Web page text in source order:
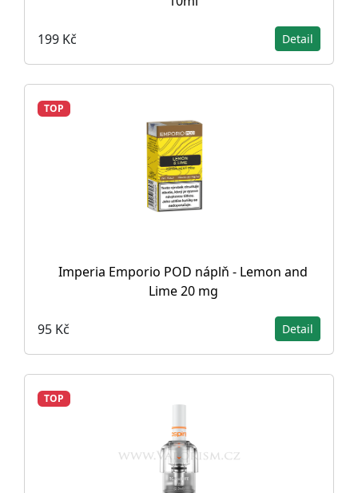
199 Kč Detail
TOP
Imperia Emporio POD náplň - Lemon and
Lime 20 mg
95 Kč Detail
TOP